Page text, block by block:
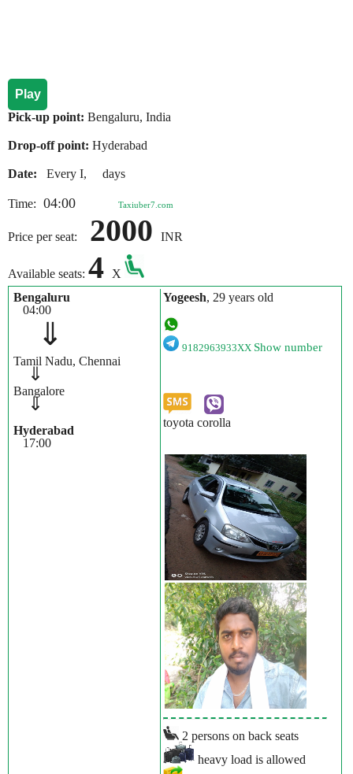
Play
Pick-up point: Bengaluru, India
Drop-off point: Hyderabad
Date: Every I, days
Time: 04:00 Taxiuber7.com
Price per seat: 2000 INR
Available seats: 4
X
Bengaluru
04:00
⇓
Tamil Nadu, Chennai
⇓
Bangalore
⇓
Hyderabad
17:00
Yogeesh, 29 years old
9182963933XX Show number
toyota corolla
2 persons on back seats
heavy load is allowed